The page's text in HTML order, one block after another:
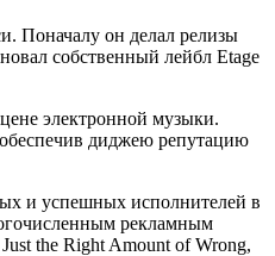
Поначалу он делал релизы
собственный лейбл Etage
электронной музыки.
диджею репутацию
и успешных исполнителей в
рекламным
the Right Amount of Wrong,